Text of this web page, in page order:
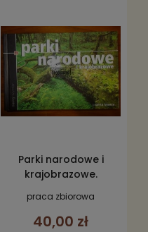
Parki narodowe i
krajobrazowe.
praca zbiorowa
40,00 zł